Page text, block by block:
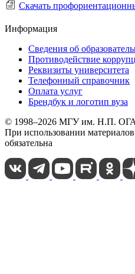
Скачать
Информация
Сведения об
Противодействие
Реквизиты университета
Телефонный справочник
Оплата услуг
Брендбук и логотип вуза
© 1998–2026 МГУ им. Н.П.
При использовании
обязательна